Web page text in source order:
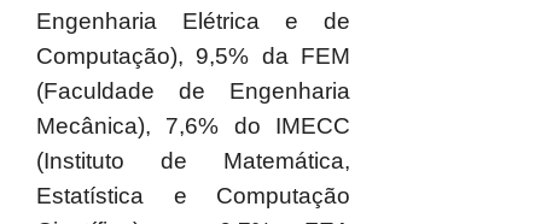
Engenharia Elétrica e de
Computação), 9,5% da FEM
(Faculdade de Engenharia
Mecânica), 7,6% do IMECC
(Instituto de Matemática,
Estatística e Computação